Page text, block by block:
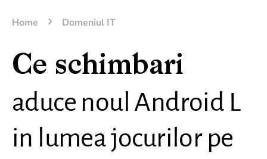
Home Domeniul IT
Ce schimbari
aduce noul Android L
in lumea jocurilor pe